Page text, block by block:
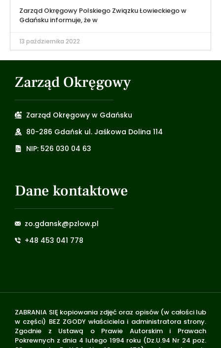
Zarząd Okręgowy Polskiego Związku Łowieckiego w
Gdańsku informuje, że w
13 października 2022
Zarząd Okręgowy
Zarząd Okręgowy w Gdańsku
80-286 Gdańsk ul. Jaśkowa Dolina 114
NIP: 526 030 04 63
Dane kontaktowe
zo.gdansk@pzlow.pl
+48 453 041 778
ZABRANIA SIĘ kopiowania zdjęć oraz opisów (w całości lub
w części) BEZ ZGODY właściciela i administratora strony.
Zgodnie z Ustawą o Prawie Autorskim i Prawach
Pokrewnych z dnia 4 lutego 1994 roku (Dz.U.94 Nr 24 poz.